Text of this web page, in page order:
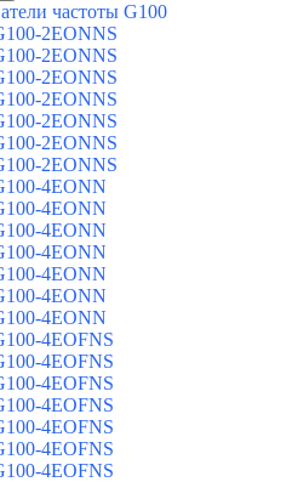
частоты G100
2EONNS
2EONNS
2EONNS
2EONNS
2EONNS
2EONNS
2EONNS
4EONN
4EONN
4EONN
4EONN
4EONN
4EONN
4EONN
4EOFNS
4EOFNS
4EOFNS
4EOFNS
4EOFNS
4EOFNS
4EOFNS